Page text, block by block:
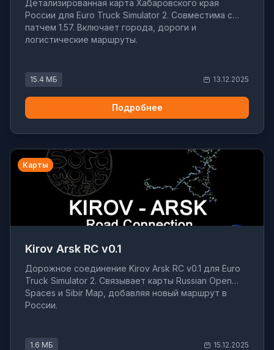
Детализированная карта Хабаровского края
России для Euro Truck Simulator 2. Совместима с
патчем 1.57. Включает города, дороги и
логистические маршруты.
15.4 МБ 13.12.2025
Подробнее
Карты
Kirov Arsk RC v0.1
Дорожное соединение Kirov Arsk RC v0.1 для Euro
Truck Simulator 2. Связывает карты Russian Open
Spaces и Sibir Map, добавляя новый маршрут в
России.
1.6 МБ 15.12.2025